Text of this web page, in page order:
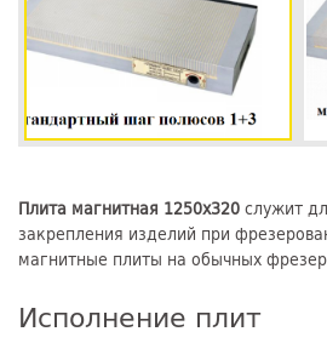
Плита магнитная 1250х320служит
закрепления изделий при
магнитные плиты на обычных
Исполнение плит